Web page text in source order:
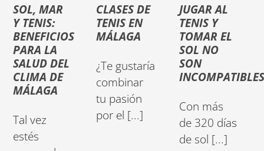
SOL, MAR
Y TENIS:
BENEFICIOS
PARA LA
SALUD DEL
CLIMA DE
MÁLAGA
Tal vez
estés
CLASES DE
TENIS EN
MÁLAGA
¿Te gustaría
combinar
tu pasión
por el [...]
JUGAR AL
TENIS Y
TOMAR EL
SOL NO
SON
INCOMPATIBLES
Con más
de 320 días
de sol [...]